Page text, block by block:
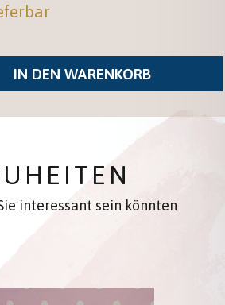
IN DEN WARENKORB
interessant sein könnten